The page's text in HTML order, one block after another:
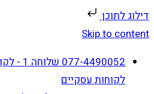
דילוג לתוכן
Skip to content
לקוחות עסקיים